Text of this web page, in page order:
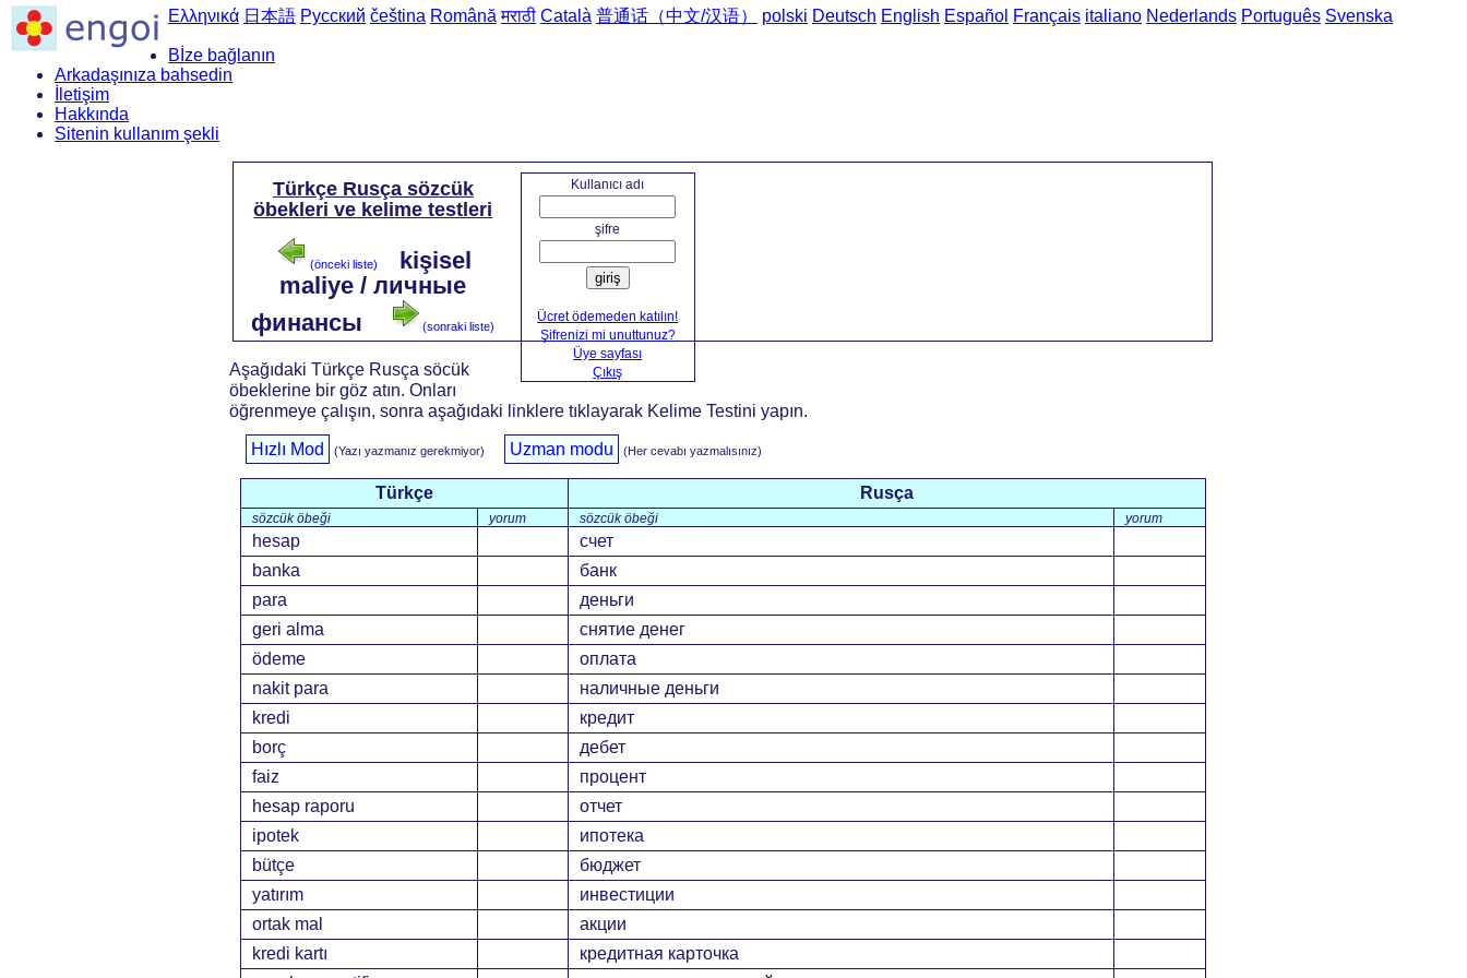
Ελληνικά 日本語 Русский čeština Română मराठी Català 普通话（中文/汉语） polski Deutsch English Español Français italiano Nederlands Português Svenska
Bİze bağlanın
Arkadaşınıza bahsedin
İletişim
Hakkında
Sitenin kullanım şekli
Kullanıcı adı
şifre
giriş
Ücret ödemeden katılın!
Şifrenizi mi unuttunuz?
Üye sayfası
Çıkış
Türkçe Rusça sözcük
öbekleri ve kelime testleri
(önceki liste)
kişisel
maliye / личные
финансы
(sonraki liste)
Aşağıdaki Türkçe Rusça söcük
öbeklerine bir göz atın. Onları
öğrenmeye çalışın, sonra aşağıdaki linklere tıklayarak Kelime Testini yapın.
Hızlı Mod (Yazı yazmanız gerekmiyor) Uzman modu (Her cevabı yazmalısınız)
Türkçe Rusça
sözcük öbeği yorum sözcük öbeği yorum
hesap
счет
banka
банк
para
деньги
geri alma
снятие денег
ödeme
оплата
nakit para
наличные деньги
kredi
кредит
borç
дебет
faiz
процент
hesap raporu
отчет
ipotek
ипотека
bütçe
бюджет
yatırım
инвестиции
ortak mal
акции
kredi kartı
кредитная карточка